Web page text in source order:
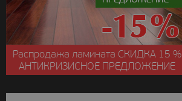
Распродажа ламината СКИДКА15 %
АНТИКРИЗИСНОЕ ПРЕДЛОЖЕНИЕ